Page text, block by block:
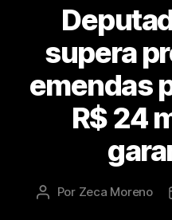
supera
emendas
R$ 24
Por Zeca Moreno